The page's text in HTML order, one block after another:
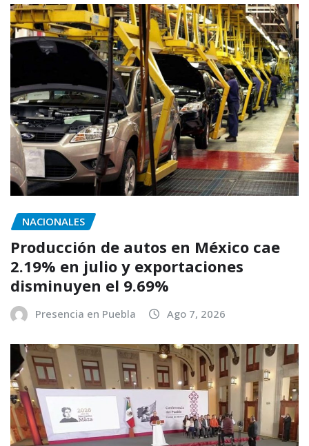
NACIONALES
Producción de autos en México cae
2.19% en julio y exportaciones
disminuyen el 9.69%
Presencia en Puebla Ago 7, 2026